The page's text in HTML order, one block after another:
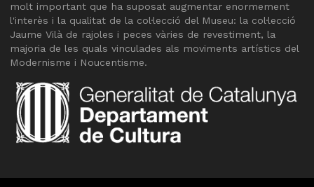
molt important que ha suposat augmentar enormement
l'interès i la qualitat de la col·lecció del Museu: la col·lecció
Jaume Vilà de rajoles i peces vàries de revestiment, la
majoria de les quals vinculades als moviments artístics del
Modernisme i Noucentisme.